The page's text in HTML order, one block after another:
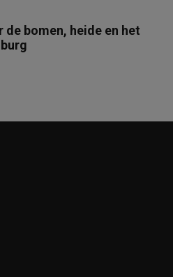
de bomen, heide en het